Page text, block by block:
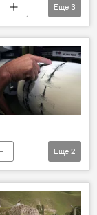
Еще 3
Еще 2